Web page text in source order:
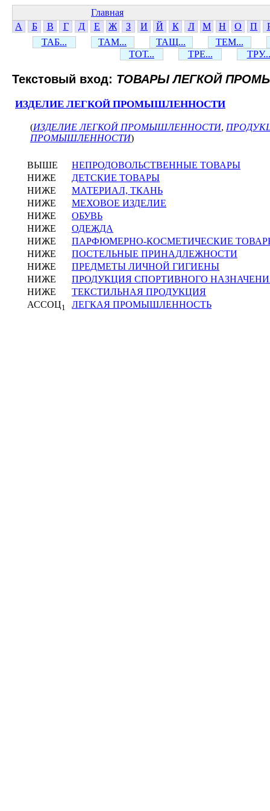
Главная
А
Б В Г Д Е Ж З И Й К Л М Н О П
ТАБ...
ТАМ... ТАЩ...
ТЕМ...
ТОТ...
ТРЕ... ТРУ...
Текстовый вход: ТОВАРЫ ЛЕГКОЙ
ИЗДЕЛИЕ ЛЕГКОЙ ПРОМЫШЛЕННОСТИ
(ИЗДЕЛИЕ ЛЕГКОЙ ПРОМЫШЛЕННОСТИ,
ПРОМЫШЛЕННОСТИ)
ВЫШЕ
НЕПРОДОВОЛЬСТВЕННЫЕ ТОВАРЫ
НИЖЕ
ДЕТСКИЕ ТОВАРЫ
НИЖЕ
МАТЕРИАЛ, ТКАНЬ
НИЖЕ
МЕХОВОЕ ИЗДЕЛИЕ
НИЖЕ
ОБУВЬ
НИЖЕ
ОДЕЖДА
НИЖЕ
ПАРФЮМЕРНО-КОСМЕТИЧЕСКИЕ
НИЖЕ
ПОСТЕЛЬНЫЕ ПРИНАДЛЕЖНОСТИ
НИЖЕ
ПРЕДМЕТЫ ЛИЧНОЙ ГИГИЕНЫ
НИЖЕ
ПРОДУКЦИЯ СПОРТИВНОГО
НИЖЕ
ТЕКСТИЛЬНАЯ ПРОДУКЦИЯ
АССОЦ1 ЛЕГКАЯ ПРОМЫШЛЕННОСТЬ